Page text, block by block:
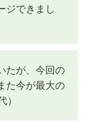
ジできまし
たが、今回の
た今が最大の
）